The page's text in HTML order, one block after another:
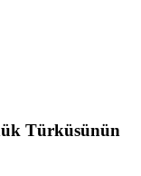
Türküsünün